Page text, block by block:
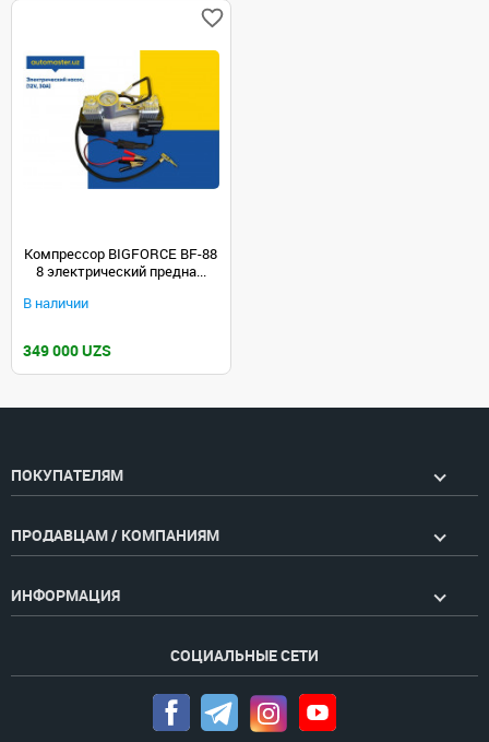
Компрессор BIGFORCE BF-88
8 электрический предна...
В наличии
349 000 UZS
ПОКУПАТЕЛЯМ
ПРОДАВЦАМ / КОМПАНИЯМ
ИНФОРМАЦИЯ
СОЦИАЛЬНЫЕ СЕТИ